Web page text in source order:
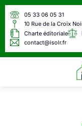
05 33 06 05 31
10 Rue de la Croix
Charte éditoriale
contact@isolr.fr